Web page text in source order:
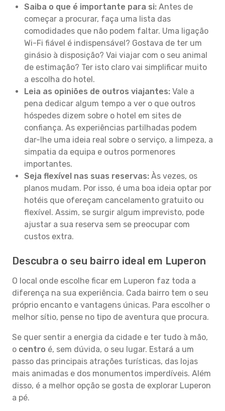
Saiba o que é importante para si: Antes de
começar a procurar, faça uma lista das
comodidades que não podem faltar. Uma ligação
Wi-Fi fiável é indispensável? Gostava de ter um
ginásio à disposição? Vai viajar com o seu animal
de estimação? Ter isto claro vai simplificar muito
a escolha do hotel.
Leia as opiniões de outros viajantes: Vale a
pena dedicar algum tempo a ver o que outros
hóspedes dizem sobre o hotel em sites de
confiança. As experiências partilhadas podem
dar-lhe uma ideia real sobre o serviço, a limpeza, a
simpatia da equipa e outros pormenores
importantes.
Seja flexível nas suas reservas: Às vezes, os
planos mudam. Por isso, é uma boa ideia optar por
hotéis que ofereçam cancelamento gratuito ou
flexível. Assim, se surgir algum imprevisto, pode
ajustar a sua reserva sem se preocupar com
custos extra.
Descubra o seu bairro ideal em Luperon
O local onde escolhe ficar em Luperon faz toda a
diferença na sua experiência. Cada bairro tem o seu
próprio encanto e vantagens únicas. Para escolher o
melhor sítio, pense no tipo de aventura que procura.
Se quer sentir a energia da cidade e ter tudo à mão,
o centro é, sem dúvida, o seu lugar. Estará a um
passo das principais atrações turísticas, das lojas
mais animadas e dos monumentos imperdíveis. Além
disso, é a melhor opção se gosta de explorar Luperon
a pé.